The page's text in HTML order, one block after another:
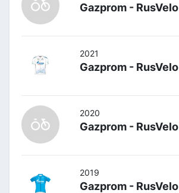
Gazprom - RusVelo
2021
Gazprom - RusVelo
2020
Gazprom - RusVelo
2019
Gazprom - RusVelo